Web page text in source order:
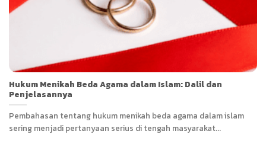
Hukum Menikah Beda Agama dalam Islam: Dalil dan
Penjelasannya
Pembahasan tentang hukum menikah beda agama dalam islam
sering menjadi pertanyaan serius di tengah masyarakat...